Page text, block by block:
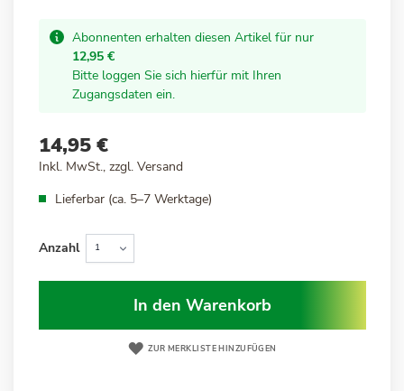
Abonnenten erhalten diesen Artikel für nur
12,95 €
Bitte loggen Sie sich hierfür mit Ihren
Zugangsdaten ein.
14,95 €
Inkl. MwSt., zzgl. Versand
Lieferbar (ca. 5–7 Werktage)
Anzahl
In den Warenkorb
ZUR MERKLISTE HINZUFÜGEN